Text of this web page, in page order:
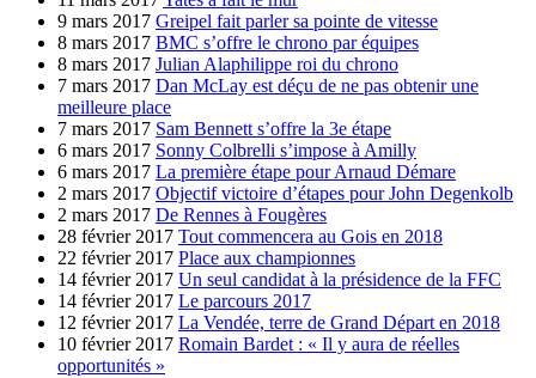
9 mars 2017 Greipel fait parler sa pointe de vitesse
8 mars 2017 BMC s’offre le chrono par équipes
8 mars 2017 Julian Alaphilippe roi du chrono
7 mars 2017 Dan McLay est déçu de ne pas obtenir une
meilleure place
7 mars 2017 Sam Bennett s’offre la 3e étape
6 mars 2017 Sonny Colbrelli s’impose à Amilly
6 mars 2017 La première étape pour Arnaud Démare
2 mars 2017 Objectif victoire d’étapes pour John Degenkolb
2 mars 2017 De Rennes à Fougères
28 février 2017 Tout commencera au Gois en 2018
22 février 2017 Place aux championnes
14 février 2017 Un seul candidat à la présidence de la FFC
14 février 2017 Le parcours 2017
12 février 2017 La Vendée, terre de Grand Départ en 2018
10 février 2017 Romain Bardet : « Il y aura de réelles
opportunités »